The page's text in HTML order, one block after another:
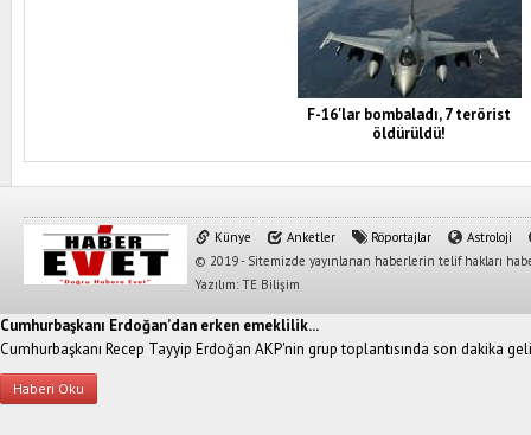
F-16'lar bombaladı, 7 terörist
öldürüldü!
Künye Anketler Röportajlar
Astroloji
© 2019 - Sitemizde yayınlanan haberlerin telif hakları
Yazılım: TE Bilişim
Cumhurbaşkanı Erdoğan’dan erken emeklilik...
Cumhurbaşkanı Recep Tayyip Erdoğan AKP'nin grup toplantısında son dakika
Haberi Oku